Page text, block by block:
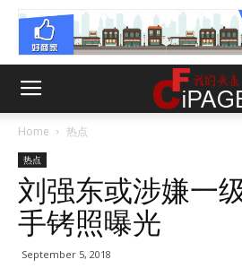
Home 热点
热点
刘强东或涉嫌一
手铐照曝光
September 5, 2018